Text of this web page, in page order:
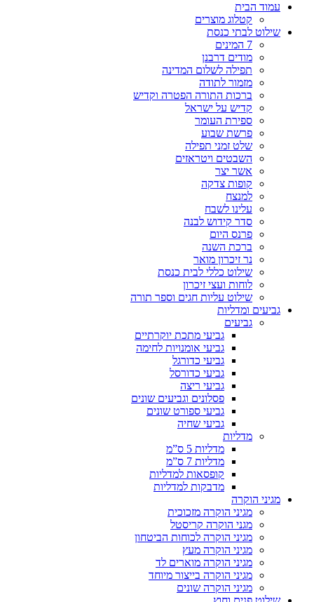
עמוד הבית
קטלוג מוצרים
שילוט לבתי כנסת
7 המינים
מודים דרבנן
תפילה לשלום המדינה
מזמור לתודה
ברכות התורה הפטרה וקדיש
קדיש על ישראל
ספירת העומר
פרשת שבוע
שלט זמני תפילה
השבטים ויטראזים
אשר יצר
קופות צדקה
למנצח
עלינו לשבח
סדר קידוש לבנה
פרנס היום
ברכת השנה
נר זיכרון מואר
שילוט כללי לבית כנסת
לוחות ועצי זיכרון
שילוט עליות חגים וספר תורה
גביעים ומדליות
גביעים
גביעי מתכת יוקרתיים
גביעי אומנויות לחימה
גביעי כדורגל
גביעי כדורסל
גביעי ריצה
פסלונים וגביעים שונים
גביעי ספורט שונים
גביעי שחיה
מדליות
מדליות 5 ס”מ
מדליות 7 ס”מ
קופסאות למדליות
מדבקות למדליות
מגיני הוקרה
מגיני הוקרה מזכוכית
מגני הוקרה קריסטל
מגיני הוקרה לכוחות הביטחון
מגיני הוקרה מעץ
מגיני הוקרה מוארים לד
מגיני הוקרה בייצור מיוחד
מגיני הוקרה שונים